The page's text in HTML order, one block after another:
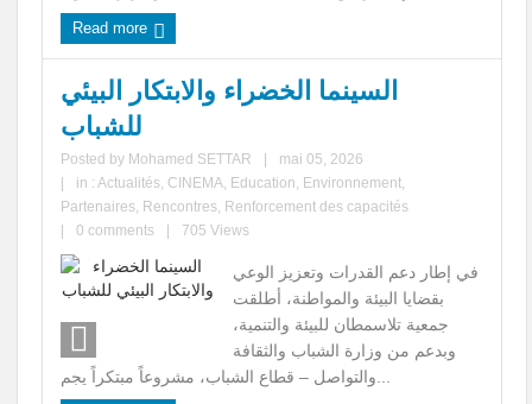
Read more
السينما الخضراء والابتكار البيئي
للشباب
Posted by Mohamed SETTAR
mai 05, 2026
in :Actualités, CINEMA, Education, Environnement,
Partenaires, Rencontres, Renforcement des capacités
0 comments 705 Views
في إطار دعم القدرات وتعزيز الوعي
بقضايا البيئة والمواطنة، أطلقت
جمعية تلاسمطان للبيئة والتنمية،
وبدعم من وزارة الشباب والثقافة